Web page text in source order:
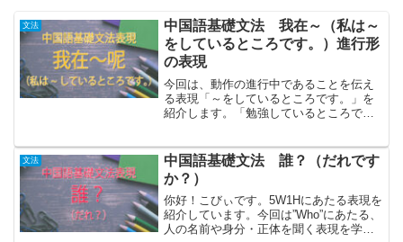
文法
中国語基礎文法 我在～（私は～
をしているところです。）進行形
の表現
今回は、動作の進行中であることを伝え
る表現「～をしているところです。」を
紹介します。「勉強しているところで
構あると思います。その為にも、今回の
表現を学んでいきましょう～「...
文法
中国語基礎文法 誰？（だれです
か？）
你好！こびぃです。5W1Hにあたる表現を
紹介しています。今回は”Who”にあたる、
人の名前や身分・正体を聞く表現を学び